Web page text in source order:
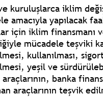
kuruluşlarca iklim
amacıyla yapılacak
için iklim finansmanı
mücadele teşviki
kullanılması,
yeşil ve
araçlarının, banka
araçlarının teşvik